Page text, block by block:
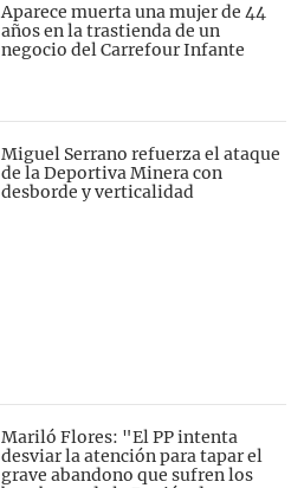
Aparece muerta una mujer de 44
años en la trastienda de un
negocio del Carrefour Infante
Miguel Serrano refuerza el ataque
de la Deportiva Minera con
desborde y verticalidad
Mariló Flores: "El PP intenta
desviar la atención para tapar el
grave abandono que sufren los